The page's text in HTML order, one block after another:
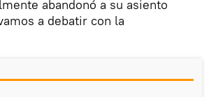
abandonó a su asiento
a debatir con la